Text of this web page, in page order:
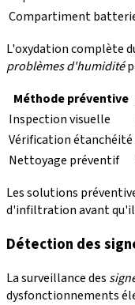
Compartiment
L'oxydation complète
problèmes d'humidité
Méthode préventive
Inspection visuelle
Vérification étanchéité
Nettoyage préventif
Les solutions
d'infiltration avant
Détection des
La surveillance des
dysfonctionnements